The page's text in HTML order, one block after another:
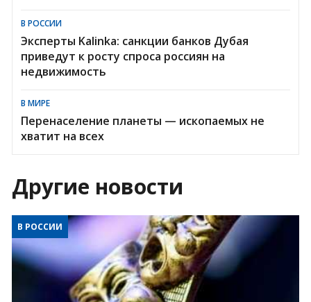
В РОССИИ
Эксперты Kalinka: санкции банков Дубая
приведут к росту спроса россиян на
недвижимость
В МИРЕ
Перенаселение планеты — ископаемых не
хватит на всех
Другие новости
В РОССИИ